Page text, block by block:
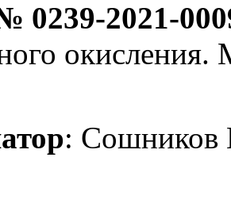
0239-2021-
окисления.
: Сошников